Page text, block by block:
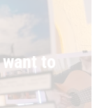
to